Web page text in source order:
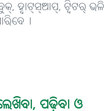
ହ୍ବାଟ୍‌ସ୍‌ଆପ୍, ଟ୍ବିଟର୍ ଭଳି
ପଢ଼ିବା ଓ